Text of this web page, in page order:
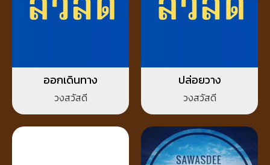
ออกเดินทาง
วงสวัสดี
ปล่อยวาง
วงสวัสดี